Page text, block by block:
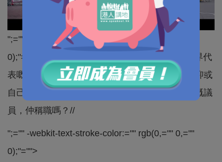
";="" -webkit-text-stroke-color:="" rgb(0,="" 0,=""
0);"="">//正所謂「聽其言、觀其行」，身為會計界代
表嘅立法會議員梁繼昌，究竟代表緊業界利益，抑或
自己政治立場最緊要？​一個不為自己業界謀福利嘅議
員，仲稱職嗎？//
";="" -webkit-text-stroke-color:="" rgb(0,="" 0,=""
0);"="">